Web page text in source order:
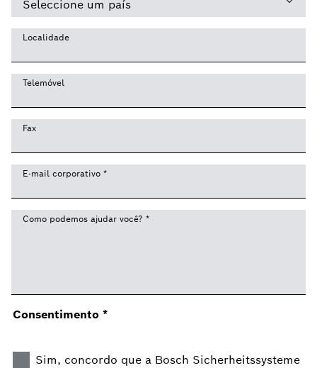
Localidade
Telemóvel
Fax
E-mail corporativo *
Como podemos ajudar você? *
Consentimento *
Sim, concordo que a Bosch Sicherheitssysteme